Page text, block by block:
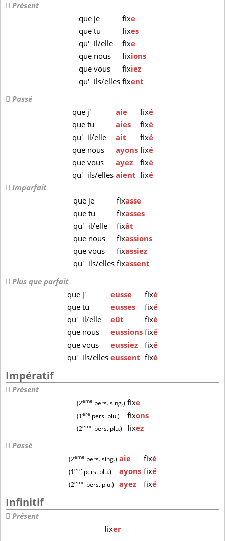
Présent
que je fixe
quetu fixes
qu' il/elle fixe
que nous fixions
quevous fixiez
qu' ils/ellesfixent
Passé
que j' aie fixé
que tu aies fixé
qu' il/elle ait fixé
que nous ayons fixé
que vous ayez fixé
qu' ils/elles aient fixé
Imparfait
que je fixasse
que tu fixasses
qu' il/elle fixât
que nous fixassions
que vous fixassiez
qu' ils/elles fixassent
Plus que parfait
que j' eusse fixé
quetu eusses fixé
qu' il/elle eût fixé
que nous eussionsfixé
quevous eussiez fixé
qu' ils/elleseussent fixé
Impératif
Présent
(2eme pers. sing.) fixe
(1ere pers. plu.) fixons
(2eme pers. plu.) fixez
Passé
(2eme pers. sing.) aie fixé
(1ere pers. plu.) ayons fixé
(2eme pers. plu.) ayez fixé
Infinitif
Présent
fixer